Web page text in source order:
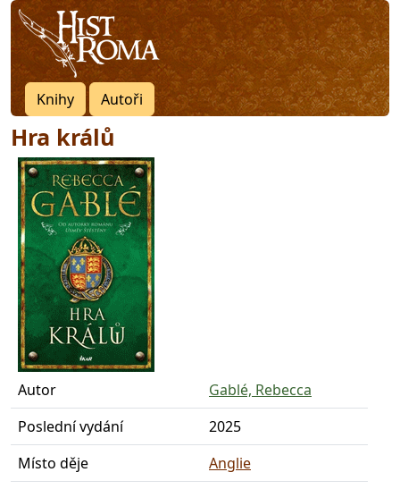
Knihy Autoři
Hra králů
Autor
Gablé, Rebecca
Poslední vydání
2025
Místo děje
Anglie